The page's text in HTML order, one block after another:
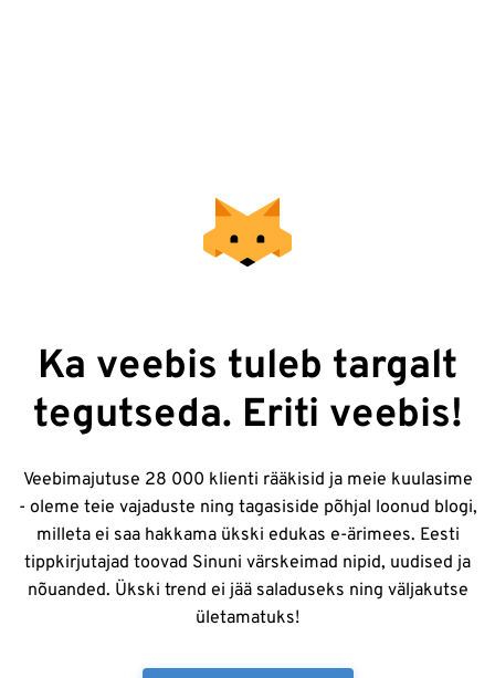
Ka veebis tuleb targalt
tegutseda. Eriti veebis!
Veebimajutuse 28 000 klienti rääkisid ja meie kuulasime
- oleme teie vajaduste ning tagasiside põhjal loonud blogi,
milleta ei saa hakkama ükski edukas e-ärimees. Eesti
tippkirjutajad toovad Sinuni värskeimad nipid, uudised ja
nõuanded. Ükski trend ei jää saladuseks ning väljakutse
ületamatuks!